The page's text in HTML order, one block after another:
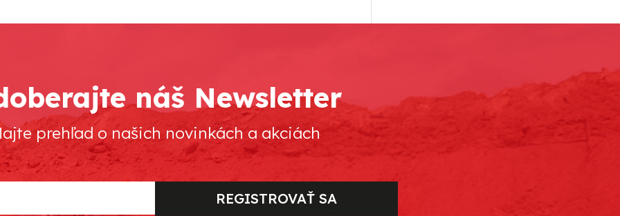
náš Newsletter
prehľad o našich novinkách a akciách
REGISTROVAŤ SA